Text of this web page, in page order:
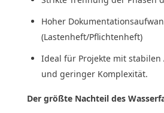
Hoher
(Lastenheft/Pflichtenheft)
Ideal für Projekte mit
und geringer Komplexität.
Der größte Nachteil des